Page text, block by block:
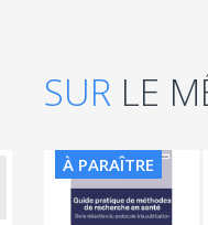
SUR LE
À PARAÎTRE